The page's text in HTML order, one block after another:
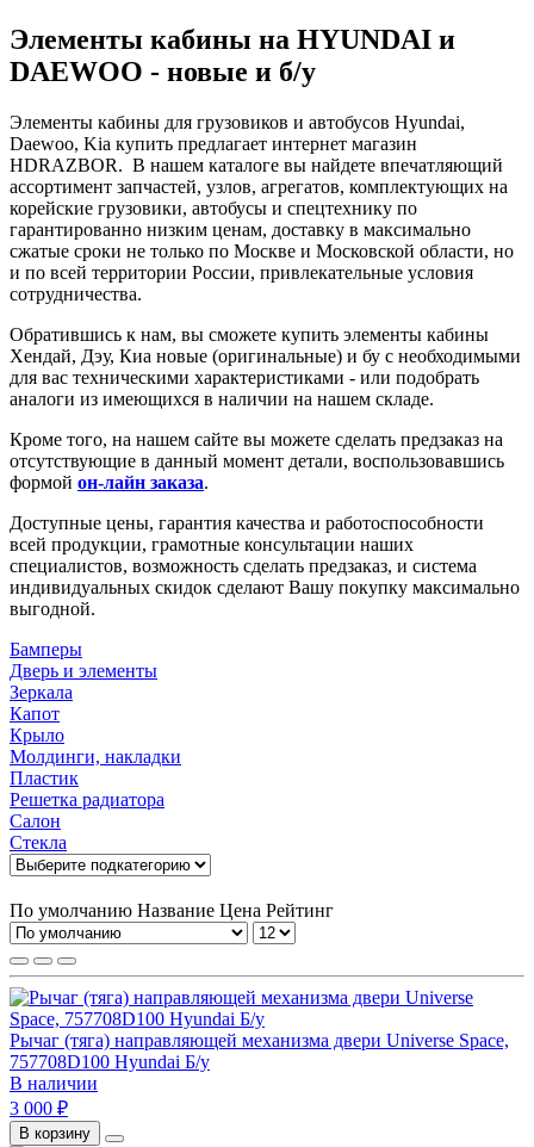
Элементы кабины на HYUNDAI и
DAEWOO - новые и б/у
Элементы кабины для грузовиков и автобусов Hyundai,
Daewoo, Kia купить предлагает интернет магазин
HDRAZBOR. В нашем каталоге вы найдете впечатляющий
ассортимент запчастей, узлов, агрегатов, комплектующих на
корейские грузовики, автобусы и спецтехнику по
гарантированно низким ценам, доставку в максимально
сжатые сроки не только по Москве и Московской области, но
и по всей территории России, привлекательные условия
сотрудничества.
Обратившись к нам, вы сможете купить элементы кабины
Хендай, Дэу, Киа новые (оригинальные) и бу с необходимыми
для вас техническими характеристиками - или подобрать
аналоги из имеющихся в наличии на нашем складе.
Кроме того, на нашем сайте вы можете сделать предзаказ на
отсутствующие в данный момент детали, воспользовавшись
формой он-лайн заказа.
Доступные цены, гарантия качества и работоспособности
всей продукции, грамотные консультации наших
специалистов, возможность сделать предзаказ, и система
индивидуальных скидок сделают Вашу покупку максимально
выгодной.
Бамперы
Дверь и элементы
Зеркала
Капот
Крыло
Молдинги, накладки
Пластик
Решетка радиатора
Салон
Стекла
По умолчанию Название Цена Рейтинг
Pычaг (тяга) нaпpaвляющeй мexaнизмa двepи Universe Space,
757708D100 Hyundai Б/у
В наличии
3 000 ₽
В корзину